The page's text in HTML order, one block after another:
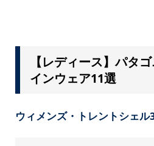
【レディース】パタ
インウェア11選
ウィメンズ・トレントシェル